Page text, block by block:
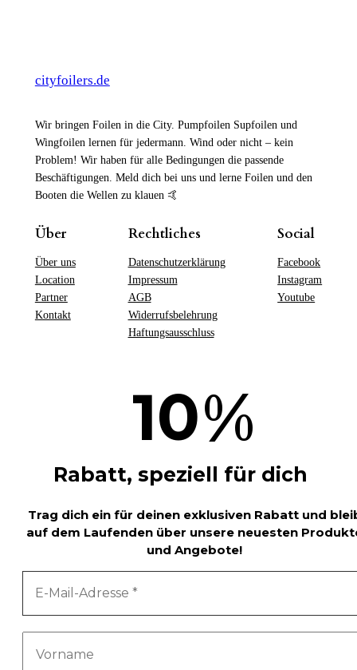
cityfoilers.de
Wir bringen Foilen in die City. Pumpfoilen Supfoilen und
Wingfoilen lernen für jedermann. Wind oder nicht – kein
Problem! Wir haben für alle Bedingungen die passende
Beschäftigungen. Meld dich bei uns und lerne Foilen und den
Booten die Wellen zu klauen 🤙
Über
Über uns
Location
Partner
Kontakt
Rechtliches
Datenschutzerklärung
Impressum
AGB
Widerrufsbelehrung
Haftungsausschluss
Social
Facebook
Instagram
Youtube
10%
Rabatt, speziell für dich
Trag dich ein für deinen exklusiven Rabatt und
auf dem Laufenden über unsere neuesten
und Angebote!